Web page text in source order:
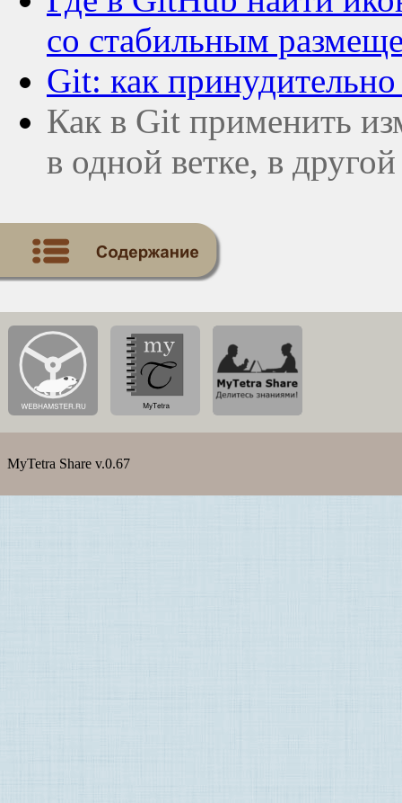
со стабильным
Git: как принудительно
Как в Git применить
в одной ветке, в другой
MyTetra Share v.0.67